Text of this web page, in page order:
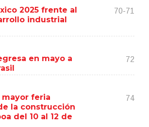
2025 frente al
industrial
70-71
en mayo a
72
mayor feria
la construcción
del 10 al 12 de
74